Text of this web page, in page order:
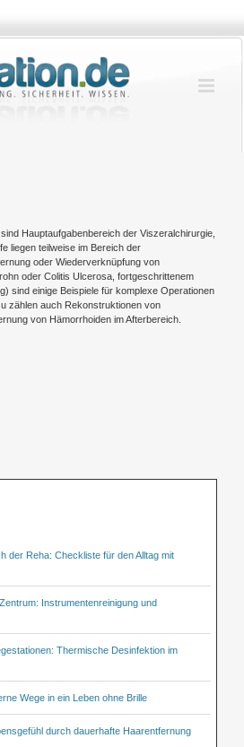
Hauptaufgabenbereich der Viszeralchirurgie,
liegen teilweise im Bereich der
oder Wiederverknüpfung von
oder Colitis Ulcerosa, fortgeschrittenem
sind einige Beispiele für komplexe Operationen
zählen auch Rekonstruktionen von
von Hämorrhoiden im Afterbereich.
der Reha: Checkliste für den Alltag mit
Instrumentenreinigung und
Thermische Desinfektion im
Wege in ein Leben ohne Brille
durch dauerhafte Haarentfernung